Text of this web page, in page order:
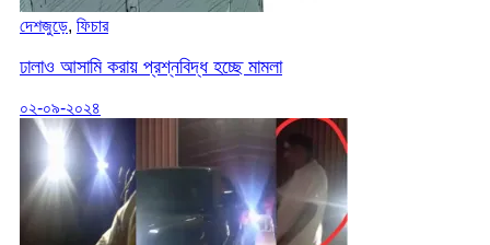
দেশজুড়ে, ফিচার
ঢালাও আসামি করায় প্রশ্নবিদ্ধ হচ্ছে মামলা
০২-০৯-২০২৪